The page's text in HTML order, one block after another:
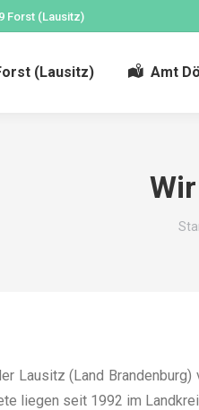
Forst (Lausitz)
(Lausitz) Amt
Lausitz (Land
liegen seit 1992 im